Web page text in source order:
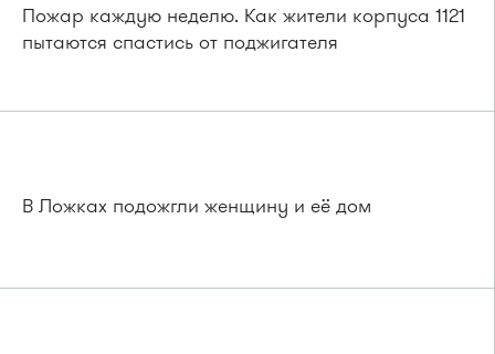
Пожар каждую неделю. Как жители корпуса 1121
пытаются спастись от поджигателя
В Ложках подожгли женщину и её дом